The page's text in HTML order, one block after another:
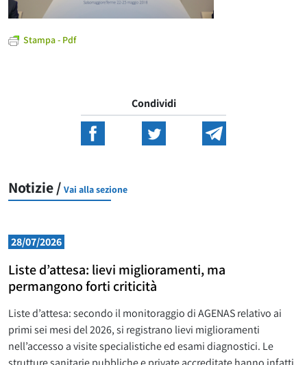
Stampa - Pdf
Condividi
Notizie / Vai alla sezione
28/07/2026
Liste d’attesa: lievi miglioramenti, ma
permangono forti criticità
Liste d’attesa: secondo il monitoraggio di AGENAS relativo ai
primi sei mesi del 2026, si registrano lievi miglioramenti
nell’accesso a visite specialistiche ed esami diagnostici. Le